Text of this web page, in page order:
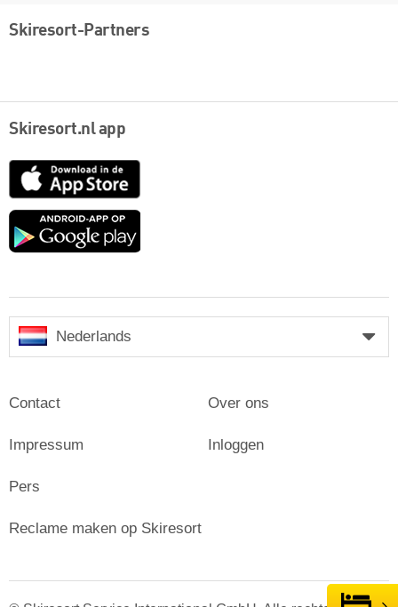
Skiresort-Partners
Skiresort.nl app
App
Google
Nederlands
Contact
Impressum
Pers
Over ons
Inloggen
Reclame maken op Skiresort